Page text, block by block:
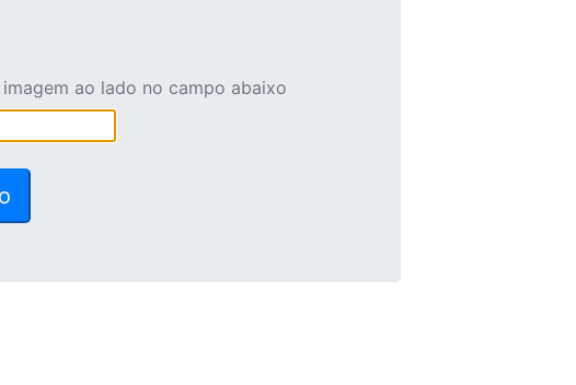
ao lado no campo abaixo